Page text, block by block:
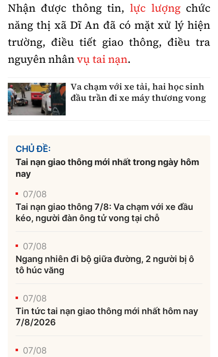
Thông tin tòa
soạn
Nhận được thông tin,lực lượngchức
năng thị xã Dĩ An đã có mặt xử lý hiện
trường, điều tiết giao thông, điều tra
nguyên nhânvụ tai nạn.
Va chạm với xe tải, hai học sinh
đầu trần đi xe máy thương vong
CHỦ ĐỀ:
Tai nạn giao thông mới nhất trong ngày hôm
nay
07/08
Tai nạn giao thông 7/8: Va chạm với xe đầu
kéo, người đàn ông tử vong tại chỗ
07/08
Ngang nhiên đi bộ giữa đường, 2 người bị ô
tô húc văng
07/08
Tin tức tai nạn giao thông mới nhất hôm nay
7/8/2026
07/08